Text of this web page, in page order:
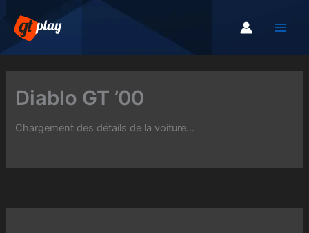
contenu
Diablo GT ’00
Chargement des détails de la voiture...